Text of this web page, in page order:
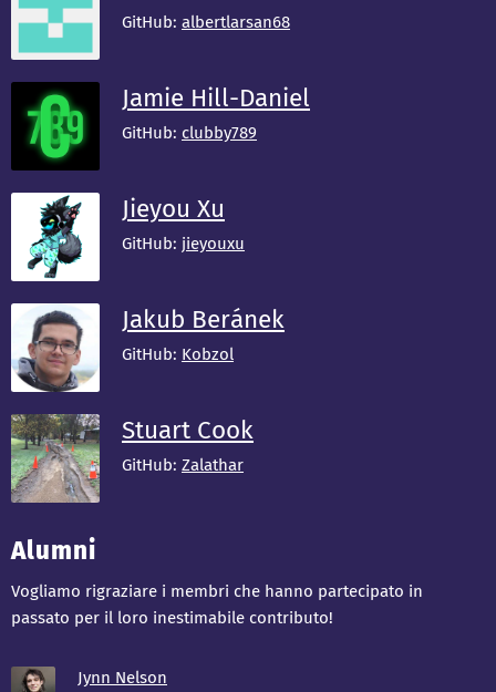
GitHub: albertlarsan68
Jamie Hill-Daniel
GitHub: clubby789
Jieyou Xu
GitHub: jieyouxu
Jakub Beránek
GitHub: Kobzol
Stuart Cook
GitHub: Zalathar
Alumni
Vogliamo rigraziare i membri che hanno partecipato in
passato per il loro inestimabile contributo!
Jynn Nelson